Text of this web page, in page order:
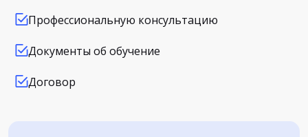
Профессиональную консультацию
Документы об обучение
Договор